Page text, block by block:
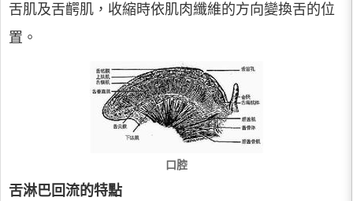
舌肌及舌齶肌，收縮時依肌肉纖維的方向變換舌的位
置。
口腔
舌淋巴回流的特點